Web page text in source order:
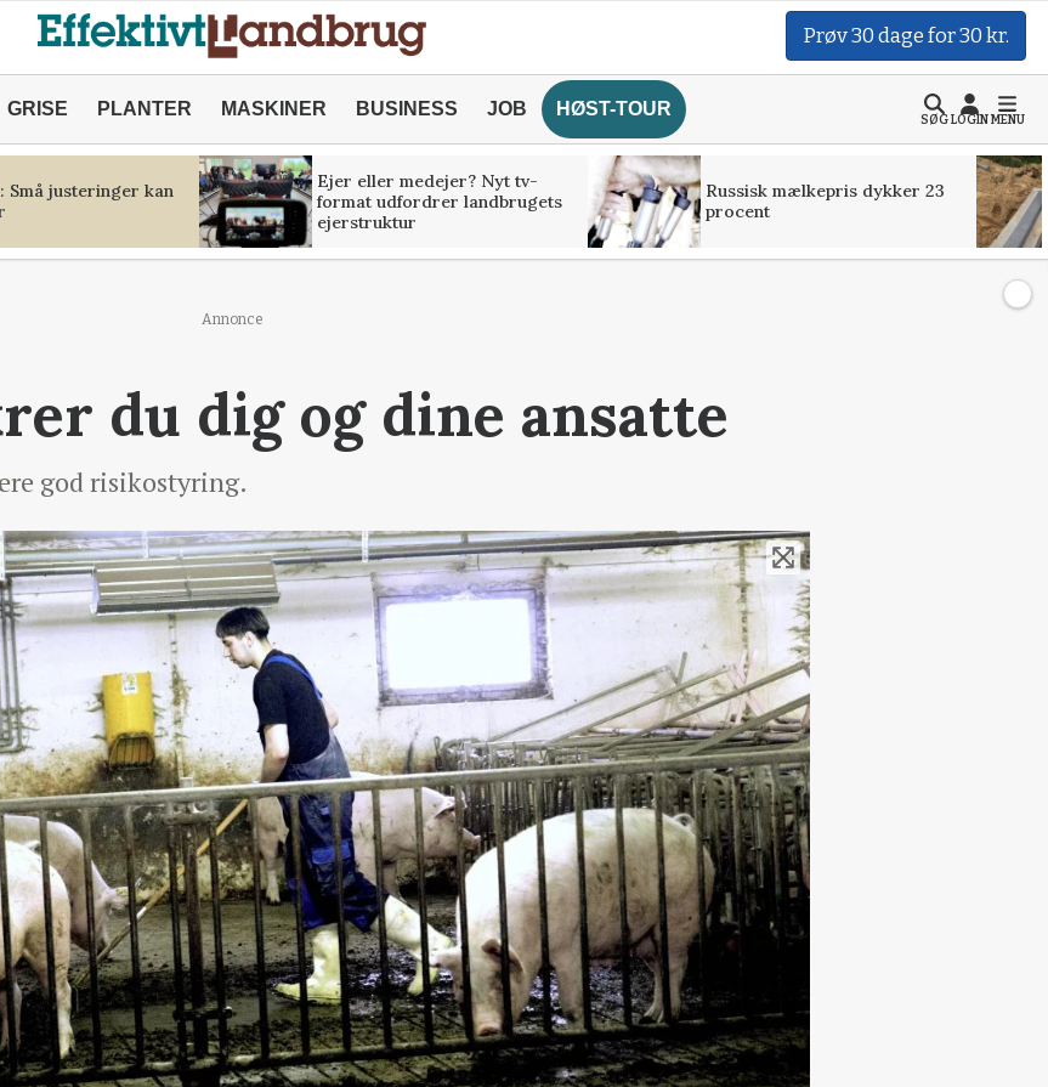
Prøv 30 dage for 30 kr.
GRISE PLANTER MASKINER BUSINESS JOB HØST-TOUR
SØGLOGINMENU
Små justeringer kan
Ejer eller medejer? Nyt tv-
format udfordrer landbrugets
ejerstruktur
Russisk mælkepris dykker 23
procent
Annonce
du dig og dine ansatte
god risikostyring.